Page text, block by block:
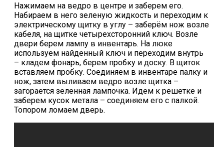
Нажимаем на ведро в центре и заберем его.
Набираем в него зеленую жидкость и переходим к
электрическому щитку в углу – заберём нож возле
кабеля, на щитке четырехсторонний ключ. Возле
двери берем лампу в инвентарь. На люке
используем найденный ключ и переходим внутрь
– кладем фонарь, берем пробку и доску. В щиток
вставляем пробку. Соединяем в инвентаре палку и
нож, затем выливаем ведро возле щитка –
загорается зеленная лампочка. Идем к решетке и
заберем кусок метала – соединяем его с палкой.
Топором ломаем дверь.